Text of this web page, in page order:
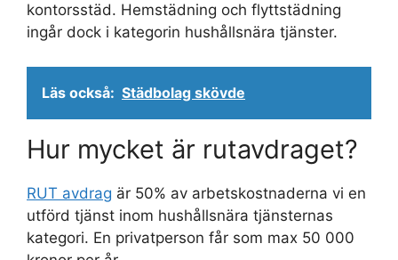
kontorsstäd. Hemstädning och flyttstädning
ingår dock i kategorin hushållsnära tjänster.
Läs också: Städbolag skövde
Hur mycket är rutavdraget?
RUT avdrag är 50% av arbetskostnaderna vi en
utförd tjänst inom hushållsnära tjänsternas
kategori. En privatperson får som max 50 000